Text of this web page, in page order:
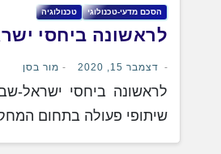
הסכם מדעי-טכנולוגי טכנולוגיה
לראשונה ביחסי
דצמבר 15, 2020 מור בסן
לראשונה ביחסי ישראל-
שיתופי פעולה בתחום